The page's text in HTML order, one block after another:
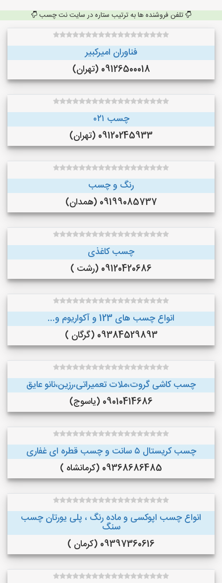
تلفن فروشنده ها به ترتیب ستاره در سایت نت چسب
فناوران امیرکبیر
09126500018 (تهران)
چسب ۰۲۱
09120245933 (تهران)
رنگ و چسب
09199085737 (همدان)
چسب کاغذی
09120420686 (رشت )
انواع چسب های 123 و آکواریوم و...
09384529893 (گرگان )
چسب کاشی گروت،ملات تعمیراتی،رزین،نانو عایق
09010414686 (یاسوج)
چسب کریستال ۵ سانت و چسب قطره ای غفاری
09368686485 (کرمانشاه )
انواع چسب اپوکسی و ماده رنگ ، پلی یورتان چسب
سنگ
09397360616 (کرمان )